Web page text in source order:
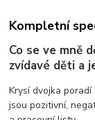
Kompletní
Co se ve mně
zvídavé děti a
Krysí dvojka
jsou pozitivní,